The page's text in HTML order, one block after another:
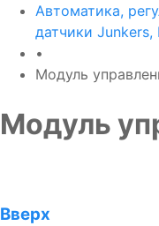
Автоматика,
датчики Junkers,
•
Модуль
Модуль
Вверх